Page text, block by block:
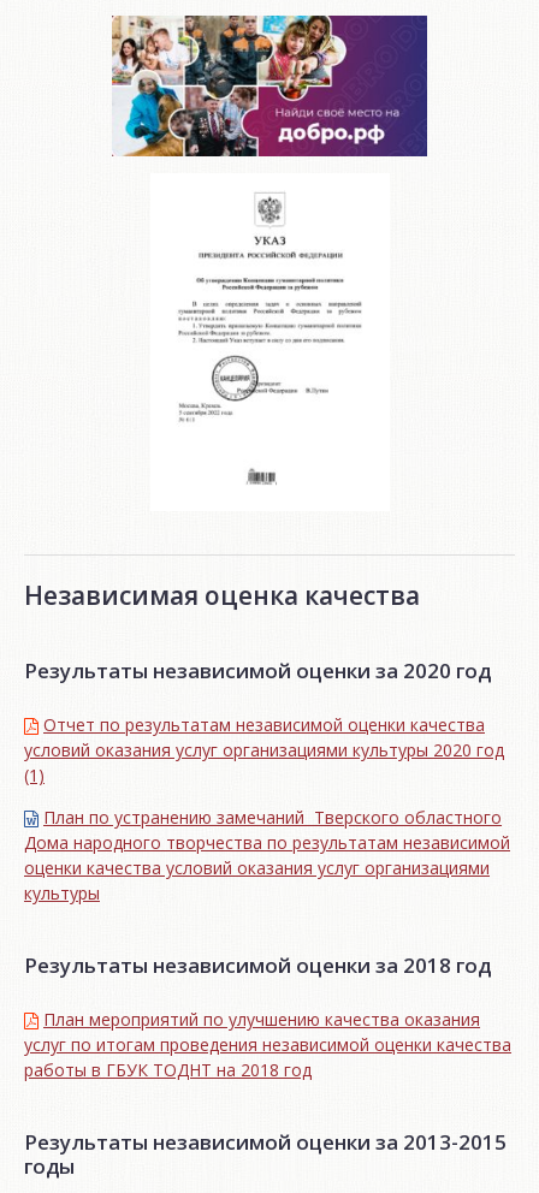
Независимая оценка качества
Результаты независимой оценки за 2020 год
Отчет по результатам независимой оценки качества
условий оказания услуг организациями культуры 2020 год
(1)
План по устранению замечаний Тверского областного
Дома народного творчества по результатам независимой
оценки качества условий оказания услуг организациями
культуры
Результаты независимой оценки за 2018 год
План мероприятий по улучшению качества оказания
услуг по итогам проведения независимой оценки качества
работы в ГБУК ТОДНТ на 2018 год
Результаты независимой оценки за 2013-2015
годы